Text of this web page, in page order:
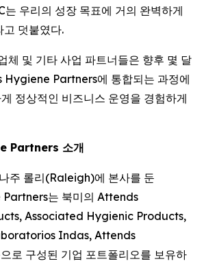
우리의 성장 목표에 거의 완벽하게
고 덧붙였다.
체 및 기타 사업 파트너들은 향후 몇 달
Hygiene Partners에 통합되는 과정에
정상적인 비즈니스 운영을 경험하게
Partners 소개
주 롤리(Raleigh)에 본사를 둔
는 북미의 Attends
Associated Hygienic Products,
Indas, Attends
로 구성된 기업 포트폴리오를 보유하